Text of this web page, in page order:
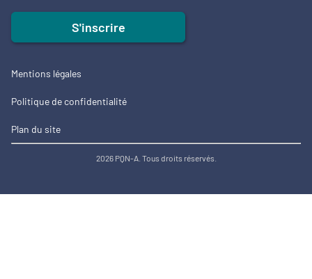
S'inscrire
Mentions légales
Politique de confidentialité
Plan du site
2026 PQN-A. Tous droits réservés.